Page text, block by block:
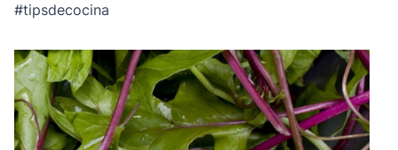
#tipsdecocina